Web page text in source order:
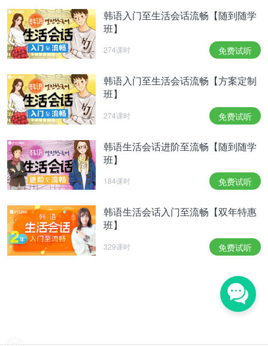
韩语入门至生活会话流畅【随到随学
班】
274课时 免费试听
韩语入门至生活会话流畅【方案定制
班】
274课时 免费试听
韩语生活会话进阶至流畅【随到随学
班】
184课时 免费试听
韩语生活会话入门至流畅【双年特惠
班】
329课时 免费试听